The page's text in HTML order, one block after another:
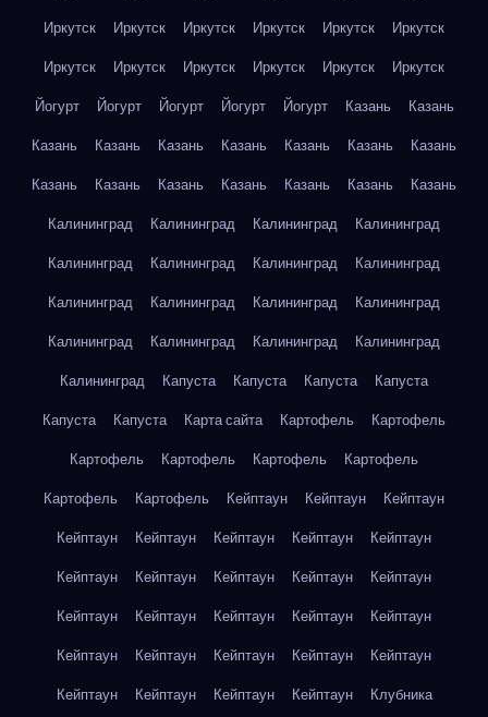
Иркутск
Иркутск Иркутск Иркутск Иркутск
Иркутск
Иркутск
Иркутск Иркутск Иркутск Иркутск
Иркутск
Йогурт
Йогурт Йогурт Йогурт Йогурт Казань
Казань
Казань
Казань Казань Казань Казань Казань
Казань
Казань
Казань Казань Казань Казань Казань
Казань
Калининград
Калининград Калининград
Калининград
Калининград
Калининград Калининград
Калининград
Калининград
Калининград Калининград
Калининград
Калининград
Калининград Калининград
Калининград
Калининград
Капуста Капуста Капуста
Капуста
Капуста
Капуста Карта сайта Картофель
Картофель
Картофель
Картофель Картофель
Картофель
Картофель
Картофель Кейптаун Кейптаун
Кейптаун
Кейптаун
Кейптаун Кейптаун Кейптаун
Кейптаун
Кейптаун
Кейптаун Кейптаун Кейптаун
Кейптаун
Кейптаун
Кейптаун Кейптаун Кейптаун
Кейптаун
Кейптаун
Кейптаун Кейптаун Кейптаун
Кейптаун
Кейптаун
Кейптаун Кейптаун Кейптаун
Клубника